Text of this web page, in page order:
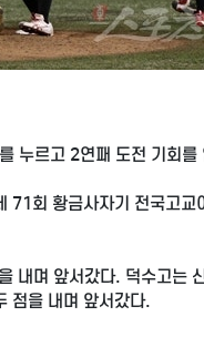
누르고 2연패 도전 기회를
71회 황금사자기 전국고
내며 앞서갔다. 덕수고
점을 내며 앞서갔다.